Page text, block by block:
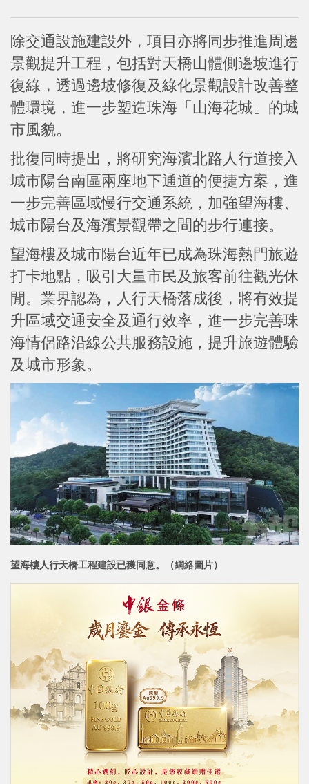
除交通設施建設外，項目亦將同步推進周邊
景觀提升工程，包括對天橋山體側邊坡進行
復綠，透過邊坡修復及綠化景觀設計改善整
體環境，進一步塑造珠海「山海花城」的城
市風貌。
批復同時提出，將研究海濱北路人行道接入
城市陽台南區兩座地下通道的便捷方案，進
一步完善區域慢行交通系統，加強望海樓、
城市陽台及海濱景觀帶之間的步行連接。
望海樓及城市陽台近年已成為珠海熱門旅遊
打卡地點，吸引大量市民及旅客前往觀光休
閒。業界認為，人行天橋落成後，將有效提
升區域交通安全及通行效率，進一步完善珠
海情侶路沿線公共服務設施，提升旅遊體驗
及城市形象。
望海樓人行天橋工程建設已獲同意。（網絡圖片）